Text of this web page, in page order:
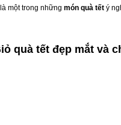
là một trong những món quà tết ý
quà tết đẹp mắt và